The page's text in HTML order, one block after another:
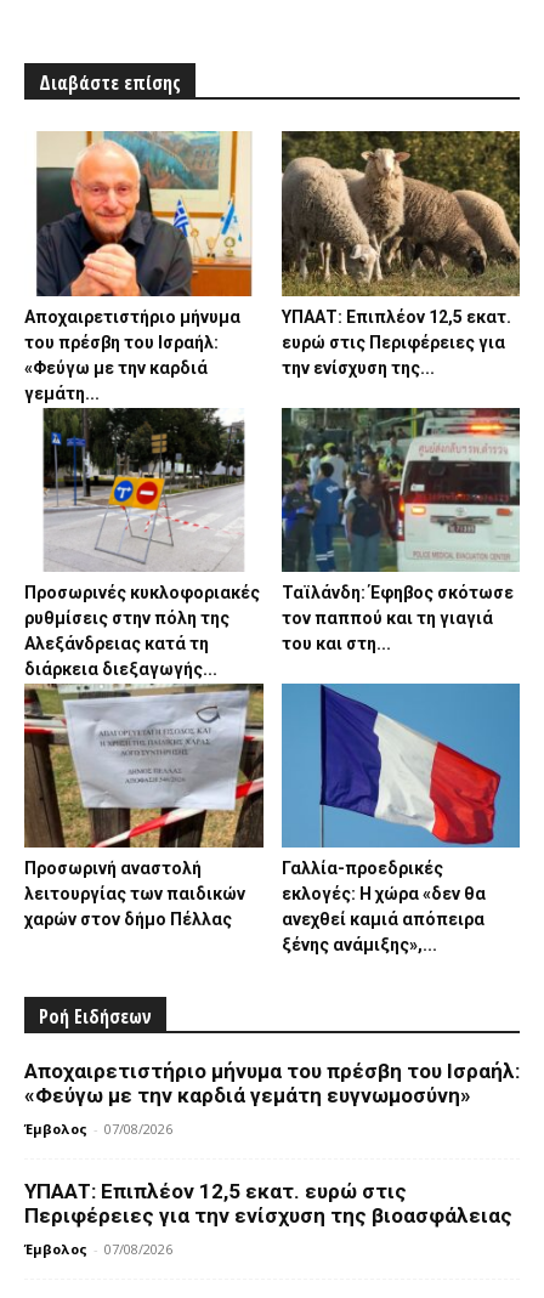
Διαβάστε επίσης
Αποχαιρετιστήριο μήνυμα
του πρέσβη του Ισραήλ:
«Φεύγω με την καρδιά
γεμάτη...
ΥΠΑΑΤ: Επιπλέον 12,5 εκατ.
ευρώ στις Περιφέρειες για
την ενίσχυση της...
Προσωρινές κυκλοφοριακές
ρυθμίσεις στην πόλη της
Αλεξάνδρειας κατά τη
διάρκεια διεξαγωγής...
Ταϊλάνδη: Έφηβος σκότωσε
τον παππού και τη γιαγιά
του και στη...
Προσωρινή αναστολή
λειτουργίας των παιδικών
χαρών στον δήμο Πέλλας
Γαλλία-προεδρικές
εκλογές: Η χώρα «δεν θα
ανεχθεί καμιά απόπειρα
ξένης ανάμιξης»,...
Ροή Ειδήσεων
Αποχαιρετιστήριο μήνυμα του πρέσβη του Ισραήλ:
«Φεύγω με την καρδιά γεμάτη ευγνωμοσύνη»
Έμβολος - 07/08/2026
ΥΠΑΑΤ: Επιπλέον 12,5 εκατ. ευρώ στις
Περιφέρειες για την ενίσχυση της βιοασφάλειας
Έμβολος - 07/08/2026